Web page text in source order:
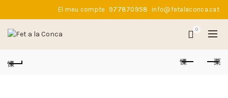
El meu compte 977870958 info@fetalaconca.cat
0